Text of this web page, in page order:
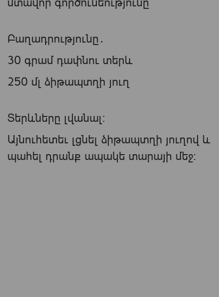
Բաղադրությունը․
30 գրամ դափնու տերև
250 մլ ձիթապտղի յուղ
Տերևները լվանալ։
Այնուհետեւ լցնել ձիթապտղի յուղով և
պահել դրանք ապակե տարայի մեջ։